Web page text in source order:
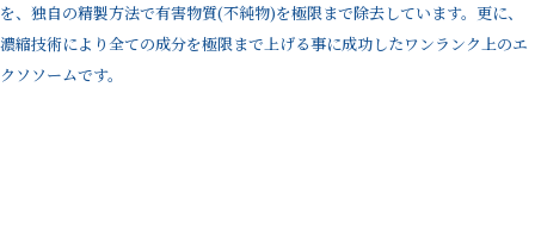
を、独自の精製方法で有害物質(不純物)を極限まで除去しています。更に、
濃縮技術により全ての成分を極限まで上げる事に成功したワンランク上のエ
クソソームです。